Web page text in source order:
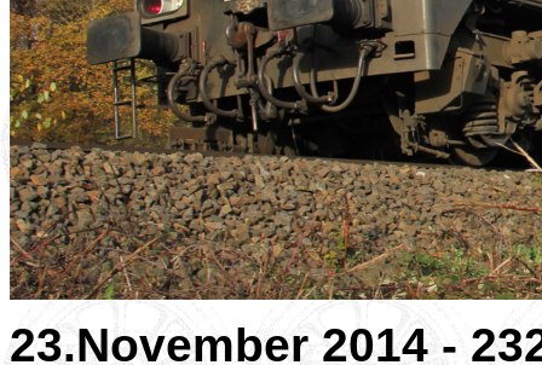
23.November 2014 -